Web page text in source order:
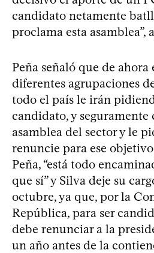
candidato netamente
proclama esta asamblea”,
Peña señaló que de ahora
diferentes agrupaciones
todo el país le irán
candidato, y
asamblea del sector y le
renuncie para ese
Peña, “está todo
que sí” y Silva deje su
octubre, ya que, por la
República, para ser
debe renunciar a la
un año antes de la